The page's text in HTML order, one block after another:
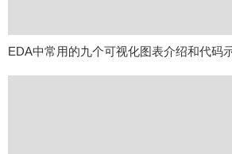
EDA中常用的九个可视化图表介绍和代码